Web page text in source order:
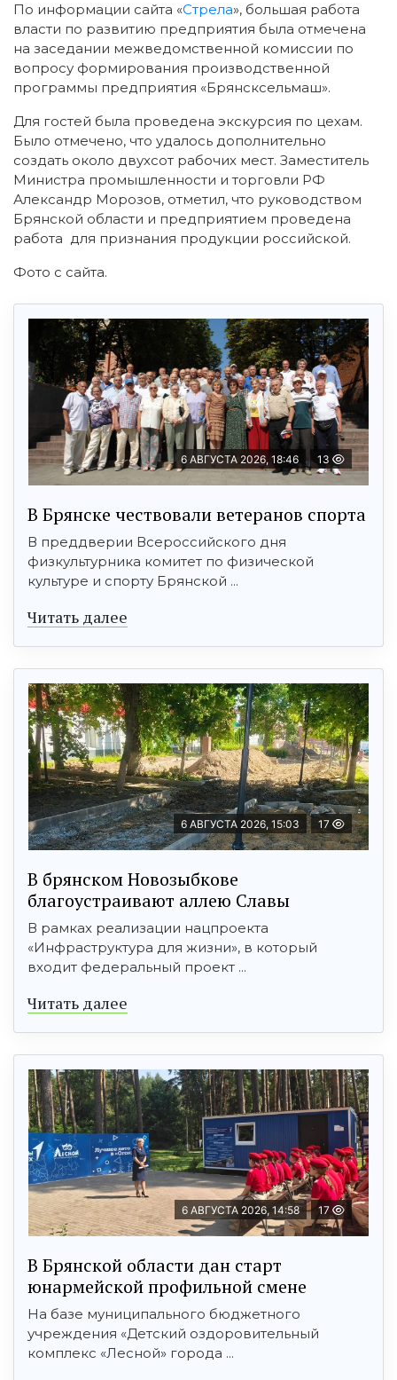
По информации сайта «Стрела», большая работа
власти по развитию предприятия была отмечена
на заседании межведомственной комиссии по
вопросу формирования производственной
программы предприятия «Брянсксельмаш».
Для гостей была проведена экскурсия по цехам.
Было отмечено, что удалось дополнительно
создать около двухсот рабочих мест. Заместитель
Министра промышленности и торговли РФ
Александр Морозов, отметил, что руководством
Брянской области и предприятием проведена
работа для признания продукции российской.
Фото с сайта.
6 АВГУСТА 2026, 18:46 13
В Брянске чествовали ветеранов спорта
В преддверии Всероссийского дня
физкультурника комитет по физической
культуре и спорту Брянской ...
Читать далее
6 АВГУСТА 2026, 15:03 17
В брянском Новозыбкове
благоустраивают аллею Славы
В рамках реализации нацпроекта
«Инфраструктура для жизни», в который
входит федеральный проект ...
Читать далее
6 АВГУСТА 2026, 14:58 17
В Брянской области дан старт
юнармейской профильной смене
На базе муниципального бюджетного
учреждения «Детский оздоровительный
комплекс «Лесной» города ...